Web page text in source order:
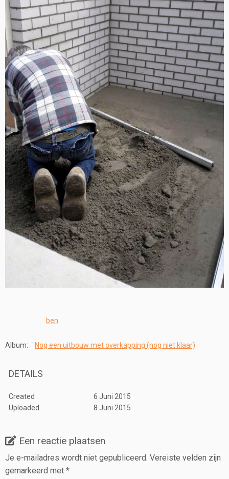
ben
Album: Nog een uitbouw met overkapping (nog niet klaar)
DETAILS
Created
6 Juni 2015
Uploaded
8 Juni 2015
Een reactie plaatsen
Je e-mailadres wordt niet gepubliceerd. Vereiste velden zijn
gemarkeerd met *